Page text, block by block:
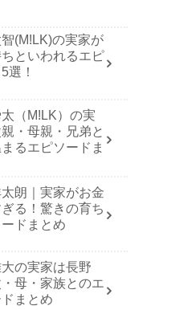
(M!LK)の実家が
といわれるエピ
選！
（M!LK）の実
・母親・兄弟と
るエピソードま
朗｜実家がお金
る！驚きの育ち
ドまとめ
の実家は長野
母・家族とのエ
まとめ